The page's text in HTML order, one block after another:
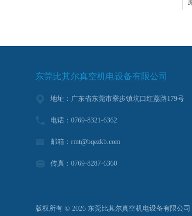
东莞比其尔真空机电设备有限公司
地址：广东省东莞市寮步镇坑口红荔路179号
电话：0769-8321-6362
邮箱：rmt@bqezkb.com
传真：0769-8287-6360
版权所有 © 2026 东莞比其尔真空机电设备有限公